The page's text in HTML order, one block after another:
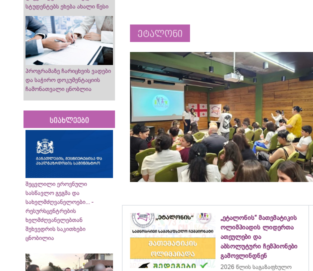
სტუდენტებს ეხება ახალი წესი
პროგრამაზე ჩარიცხვის ვადები
და საჭირო დოკუმენტაციის
ჩამონათვალი ცნობლია
სიახლეები
შეცვლილი ეროვნული
სასწავლო გეგმა და
სახელმძღვანელოები... -
რესურსცენტრების
ხელმძღვანელებთან
შეხვედრის საკითხები
ცნობილია
ეტალონი
„ეტალონის“ მათემატიკის
ოლიმპიადის ლიდერთა
ათეულები და
აბსოლუტური ჩემპიონები
გამოვლინდნენ
2026 წლის საგაზაფხულო